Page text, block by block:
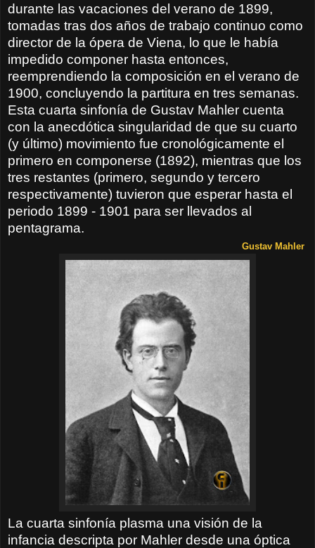
durante las vacaciones del verano de 1899,
tomadas tras dos años de trabajo continuo como
director de la ópera de Viena, lo que le había
impedido componer hasta entonces,
reemprendiendo la composición en el verano de
1900, concluyendo la partitura en tres semanas.
Esta cuarta sinfonía de Gustav Mahler cuenta
con la anecdótica singularidad de que su cuarto
(y último) movimiento fue cronológicamente el
primero en componerse (1892), mientras que los
tres restantes (primero, segundo y tercero
respectivamente) tuvieron que esperar hasta el
periodo 1899 - 1901 para ser llevados al
pentagrama.
Gustav Mahler
La cuarta sinfonía plasma una visión de la
infancia descripta por Mahler desde una óptica